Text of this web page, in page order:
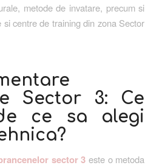
metode de invatare, precum si
si centre de training din zona Sector
Sector 3: Ce
ce sa alegi
sector 3 este o metoda